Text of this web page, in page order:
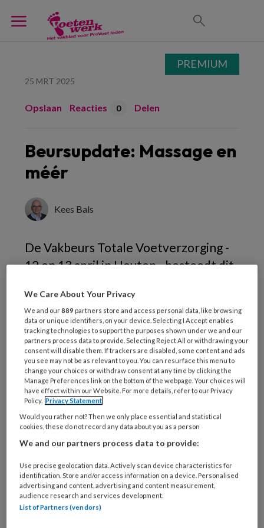
25 MRT 2025
Opslaan Reacties 0 Delen
Beursupdate: Massage en
méér
Kees Bals
De Vakbeurs Totale Voetverzorging -
12 en 13 april in Houten - besteedt dit
massage. Nathalie Bouwman-Van
Opstal van de OHM Academy vertelt
hoe je met voetenmassage de
gezondheid van het hele lichaam
positief kunt beïnvloeden. Daarnaast
aandacht voor nieuwe producten op de
beurs en een masterclass ‘Frezen en
meer'.
PREMIUM
PREMIUM
We Care About Your Privacy
We and our889 partners store and access personal data, like browsing
data or unique identifiers, on your device. Selecting I Accept enables
tracking technologies to support the purposes shown under we and our
partners process data to provide. Selecting Reject All or withdrawing your
consent will disable them. If trackers are disabled, some content and ads
you see may not be as relevant to you. You can resurface this menu to
change your choices or withdraw consent at any time by clicking the
Manage Preferences link on the bottom of the webpage. Your choices will
have effect within our Website. For more details, refer to our Privacy
Policy. Privacy Statement
Would you rather not? Then we only place essential and statistical
cookies, these do not record any data about you as a person
We and our partners process data to provide:
Use precise geolocation data. Actively scan device characteristics for
identification. Store and/or access information on a device. Personalised
advertising and content, advertising and content measurement,
audience research and services development.
List of Partners (vendors)